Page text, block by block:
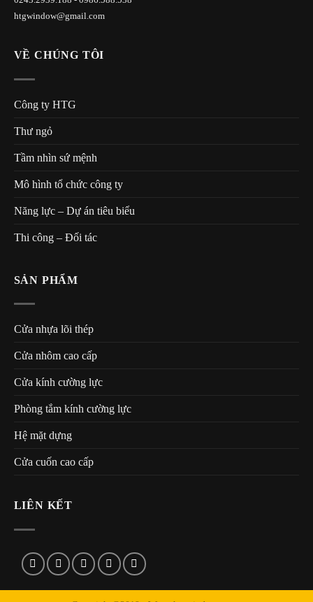
htgwindow@gmail.com
VỀ CHÚNG TÔI
Công ty HTG
Thư ngỏ
Tầm nhìn sứ mệnh
Mô hình tổ chức công ty
Năng lực – Dự án tiêu biểu
Thi công – Đối tác
SẢN PHẨM
Cửa nhựa lõi thép
Cửa nhôm cao cấp
Cửa kính cường lực
Phòng tắm kính cường lực
Hệ mặt dựng
Cửa cuốn cao cấp
LIÊN KẾT